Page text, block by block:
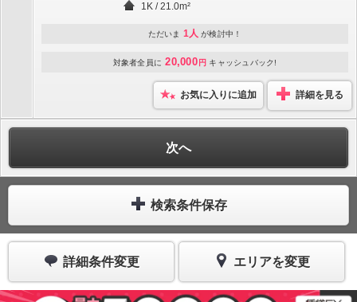
1K / 21.0m²
ただいま 1人 が検討中！
対象者全員に 20,000 円 キャッシュバック!
お気に入りに追加 詳細を見る
次へ
検索条件保存
詳細条件変更 エリアを変更